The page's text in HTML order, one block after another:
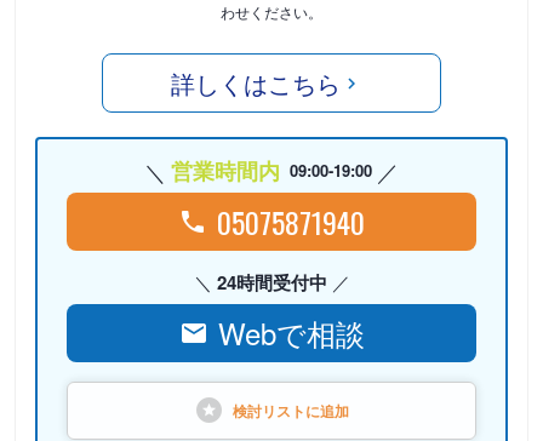
わせください。
詳しくはこちら
営業時間内 09:00-19:00
05075871940
24時間受付中
Webで相談
検討リストに追加